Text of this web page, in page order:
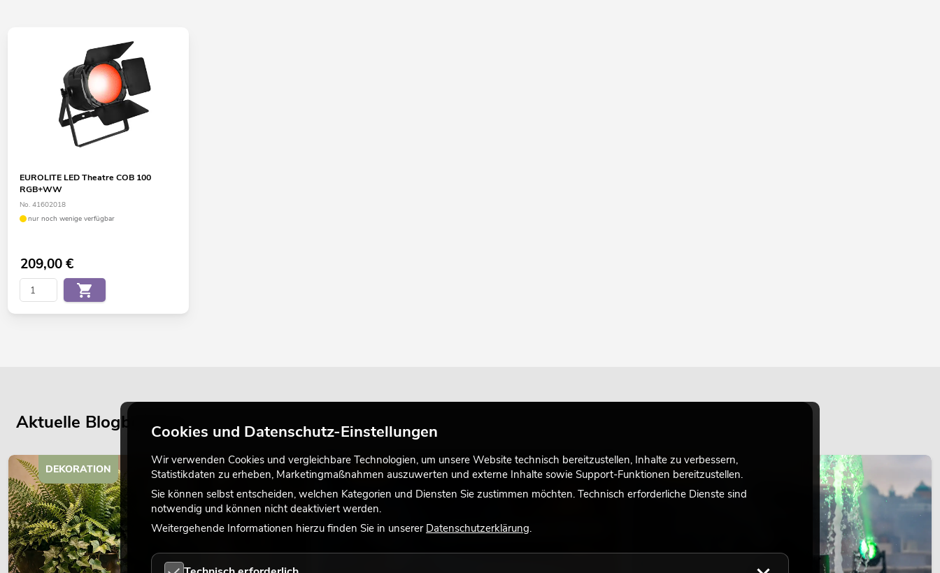
EUROLITE LED Theatre COB 100
RGB+WW
No. 41602018
nur noch wenige verfügbar
209,00€
Aktuelle Blogbeiträge
DEKORATION LICHT LICHT
Cookies und Datenschutz-Einstellungen
Wir verwenden Cookies und vergleichbare Technologien, um unsere Website technisch bereitzustellen, Inhalte zu verbessern,
Statistikdaten zu erheben, Marketingmaßnahmen auszuwerten und externe Inhalte sowie Support-Funktionen bereitzustellen.
Sie können selbst entscheiden, welchen Kategorien und Diensten Sie zustimmen möchten. Technisch erforderliche Dienste sind
notwendig und können nicht deaktiviert werden.
Weitergehende Informationen hierzu finden Sie in unserer Datenschutzerklärung.